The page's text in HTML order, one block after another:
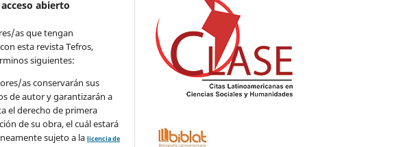
abierto
as que tengan
esta revista Tefros,
siguientes:
as conservarán sus
de autor y garantizarán a
el derecho de primera
de su obra, el cuál estará
sujeto a lalicencia de